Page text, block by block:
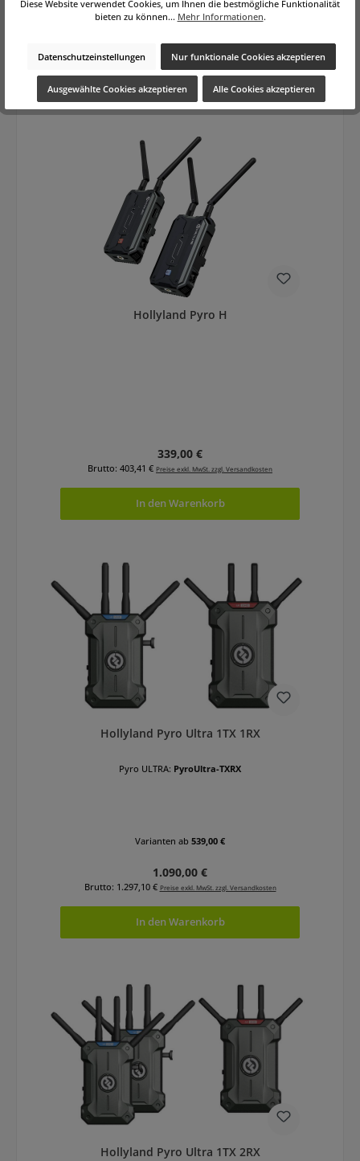
Varianten ab209,00 €
In den Warenkorb
Hollyland Pyro H
Regulärer Preis:
339,00 €
Brutto: 403,41 € Preise exkl. MwSt. zzgl. Versandkosten
In den Warenkorb
Hollyland Pyro Ultra 1TX 1RX
Pyro ULTRA: PyroUltra-TXRX
Varianten ab 539,00 €
Regulärer Preis:
1.090,00 €
Brutto: 1.297,10 € Preise exkl. MwSt. zzgl. Versandkosten
In den Warenkorb
Hollyland Pyro Ultra 1TX 2RX
Diese Website verwendet Cookies, um Ihnen die bestmögliche Funktionalität
bieten zu können... Mehr Informationen.
Datenschutzeinstellungen Nur funktionale Cookies akzeptieren
Ausgewählte Cookies akzeptieren Alle Cookies akzeptieren